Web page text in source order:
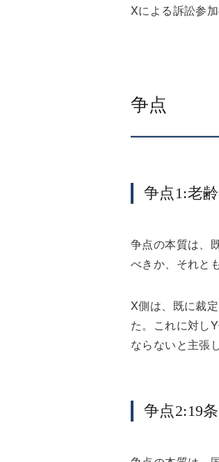
Xによる訴訟参
争点
争点1:老
争点の本質は、
べきか、それと
X側は、既に裁
た。これに対し
ならないと主張
争点2:19